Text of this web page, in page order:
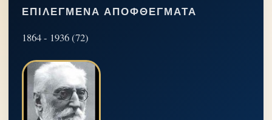
ΕΠΙΛΕΓΜΈΝΑ ΑΠΟΦΘΈΓΜΑΤΑ
1864 - 1936 (72)